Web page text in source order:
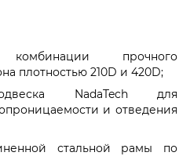
прочного
плотностью 210D и 420D;
NadaTech для
и отведения
стальной рамы по